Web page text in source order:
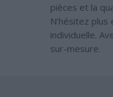
pièces et la
N’hésitez
individuelle.
sur-mesure.